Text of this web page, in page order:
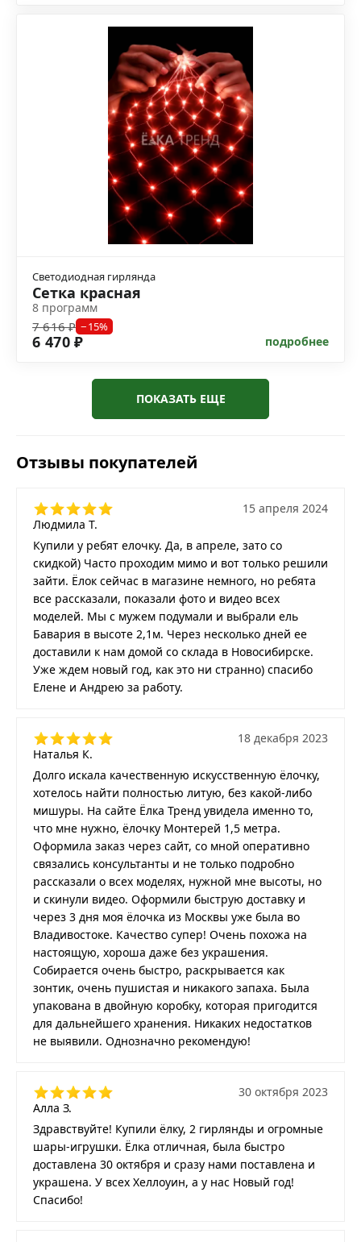
Светодиодная гирлянда
Сетка красная
8 программ
7 616 ₽ −15%
6 470 ₽ подробнее
ПОКАЗАТЬ ЕЩЕ
Отзывы покупателей
Людмила Т.
15 апреля 2024
Купили у ребят елочку. Да, в апреле, зато со
скидкой) Часто проходим мимо и вот только решили
зайти. Ёлок сейчас в магазине немного, но ребята
все рассказали, показали фото и видео всех
моделей. Мы с мужем подумали и выбрали ель
Бавария в высоте 2,1м. Через несколько дней ее
доставили к нам домой со склада в Новосибирске.
Уже ждем новый год, как это ни странно) спасибо
Елене и Андрею за работу.
Наталья К.
18 декабря 2023
Долго искала качественную искусственную ёлочку,
хотелось найти полностью литую, без какой-либо
мишуры. На сайте Ёлка Тренд увидела именно то,
что мне нужно, ёлочку Монтерей 1,5 метра.
Оформила заказ через сайт, со мной оперативно
связались консультанты и не только подробно
рассказали о всех моделях, нужной мне высоты, но
и скинули видео. Оформили быструю доставку и
через 3 дня моя ёлочка из Москвы уже была во
Владивостоке. Качество супер! Очень похожа на
настоящую, хороша даже без украшения.
Собирается очень быстро, раскрывается как
зонтик, очень пушистая и никакого запаха. Была
упакована в двойную коробку, которая пригодится
для дальнейшего хранения. Никаких недостатков
не выявили. Однозначно рекомендую!
Алла З.
30 октября 2023
Здравствуйте! Купили ёлку, 2 гирлянды и огромные
шары-игрушки. Ёлка отличная, была быстро
доставлена 30 октября и сразу нами поставлена и
украшена. У всех Хеллоуин, а у нас Новый год!
Спасибо!